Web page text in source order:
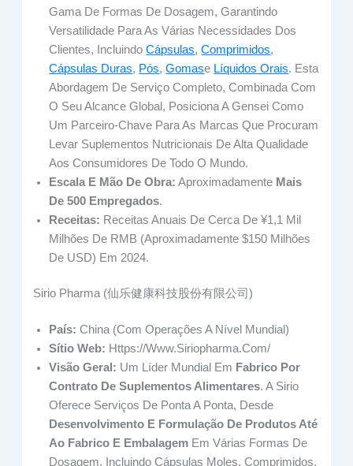
Gama De Formas De Dosagem, Garantindo
Versatilidade Para As Várias Necessidades Dos
Clientes, IncluindoCápsulas,Comprimidos,
Cápsulas Duras, Pós,GomasE Líquidos Orais. Esta
Abordagem De Serviço Completo, Combinada Com
O Seu Alcance Global, Posiciona A Gensei Como
Um Parceiro-Chave Para As Marcas Que Procuram
Levar Suplementos Nutricionais De Alta Qualidade
Aos Consumidores De Todo O Mundo.
Escala E Mão De Obra: Aproximadamente Mais
De 500 Empregados.
Receitas: Receitas Anuais De Cerca De ¥1,1 Mil
Milhões De RMB (aproximadamente $150 Milhões
De USD) Em 2024.
Sirio Pharma (仙乐健康科技股份有限公司)
País: China (com Operações A Nível Mundial)
Sítio Web: Https://www.siriopharma.com/
Visão Geral: Um Líder Mundial Em Fabrico Por
Contrato De Suplementos Alimentares. A Sirio
Oferece Serviços De Ponta A Ponta, Desde
Desenvolvimento E Formulação De Produtos Até
Ao Fabrico E Embalagem Em Várias Formas De
Dosagem, Incluindo Cápsulas Moles, Comprimidos,